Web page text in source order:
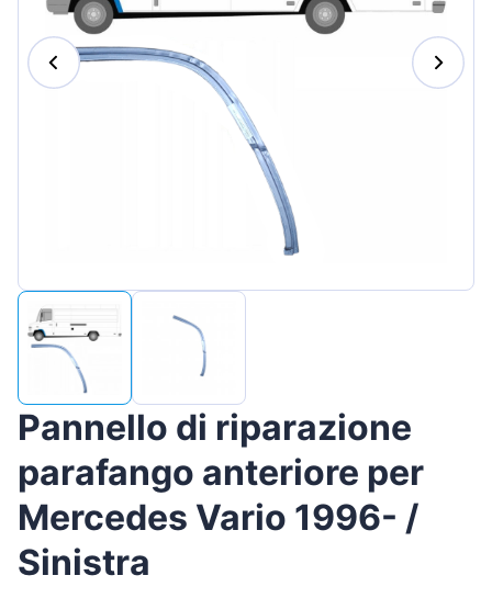
Magyar
Português
Slovenian
Latvian
Slovenčina
Pannello di riparazione
parafango anteriore per
Mercedes Vario 1996- /
Sinistra